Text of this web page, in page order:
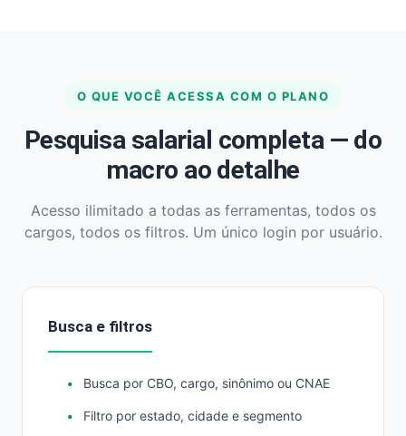
O QUE VOCÊ ACESSA COM O PLANO
Pesquisa salarial completa — do
macro ao detalhe
Acesso ilimitado a todas as ferramentas, todos os
cargos, todos os filtros. Um único login por usuário.
Busca e filtros
Busca por CBO, cargo, sinônimo ou CNAE
Filtro por estado, cidade e segmento